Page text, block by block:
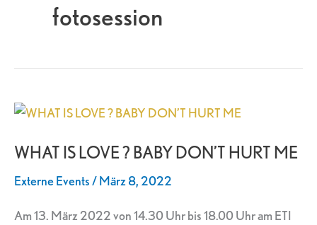
fotosession
WHAT IS LOVE ? BABY DON’T HURT ME
Externe Events/März 8, 2022
Am 13. März 2022 von 14.30 Uhr bis 18.00 Uhr am ETI
WHAT
LOVE
DON’T